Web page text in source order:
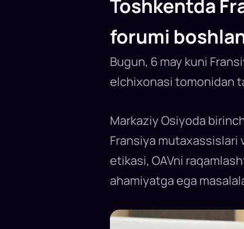
Toshkentda
forumi
Bugun, 6 may kuni
elchixonasi tomonidan
Markaziy Osiyoda
Fransiya mutaxassislari
etikasi, OAVni
ahamiyatga ega